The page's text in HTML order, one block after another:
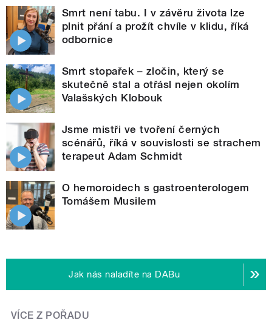
Smrt není tabu. I v závěru života lze
plnit přání a prožít chvíle v klidu, říká
odbornice
Smrt stopařek – zločin, který se
skutečně stal a otřásl nejen okolím
Valašských Klobouk
Jsme mistři ve tvoření černých
scénářů, říká v souvislosti se strachem
terapeut Adam Schmidt
O hemoroidech s gastroenterologem
Tomášem Musilem
Jak nás naladíte na DABu
VÍCE Z POŘADU